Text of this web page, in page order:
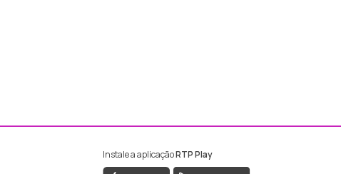
da RTP Madeira
Instagram da RTP Madeira
Instale a aplicaçãoRTP Play